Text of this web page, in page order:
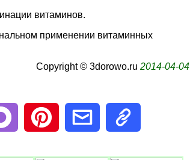
витаминов.
применении витаминных
Copyright © 3dorowo.ru 2014-04-04